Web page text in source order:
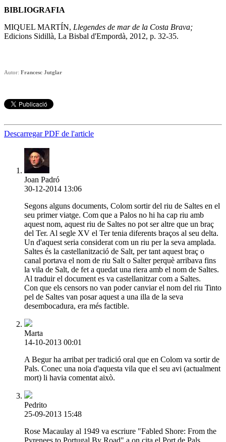
BIBLIOGRAFIA
MIQUEL MARTÍN, Llegendes de mar de la Costa Brava;
Edicions Sidillà, La Bisbal d'Empordà, 2012, p. 32-35.
Autor: Francesc Jutglar
Descarregar PDF de l'article
Joan Padró
30-12-2014 13:06
Segons alguns documents, Colom sortir del riu de Saltes en el
seu primer viatge. Com que a Palos no hi ha cap riu amb
aquest nom, aquest riu de Saltes no pot ser altre que un braç
del Ter. Al segle XV el Ter tenia diferents braços al seu delta.
Un d'aquest seria considerat com un riu per la seva amplada.
Saltes és la castellanització de Salt, per tant aquest braç o
canal portava el nom de riu Salt o Salter perquè arribava fins
la vila de Salt, de fet a quedat una riera amb el nom de Saltes.
Al traduir el document es va castellanitzar com a Saltes.
Con que els censors no van poder canviar el nom del riu Tinto
pel de Saltes van posar aquest a una illa de la seva
desembocadura, era més factible.
Marta
14-10-2013 00:01
A Begur ha arribat per tradició oral que en Colom va sortir de
Pals. Conec una noia d'aquesta vila que el seu avi (actualment
mort) li havia comentat això.
Pedrito
25-09-2013 15:48
Rose Macaulay al 1949 va escriure "Fabled Shore: From the
Pyrenees to Portugal By Road" a on cita el Port de Pals